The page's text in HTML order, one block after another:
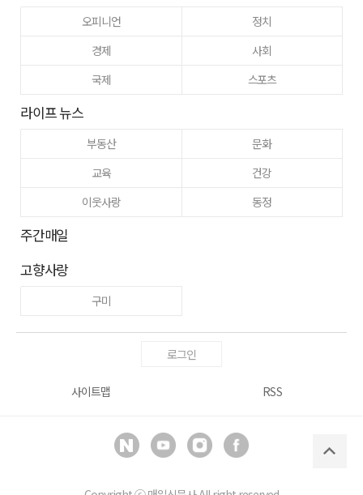
오피니언
정치
경제
사회
국제
스포츠
라이프 뉴스
부동산
문화
교육
건강
이웃사랑
동정
주간매일
고향사랑
구미
로그인
사이트맵 RSS